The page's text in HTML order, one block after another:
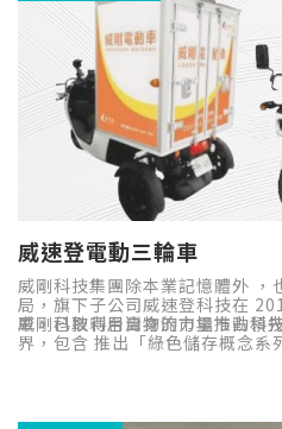
威速登電動三輪車
威剛科技集團除本業記憶體外 ，
局，旗下子公司威速登科技在
車，已取得台灣物流市場市占領
威剛科技利用自身的力量推動科
界，包含 推出「綠色儲存概念系
系統 ，堪稱是台灣綠能創新物